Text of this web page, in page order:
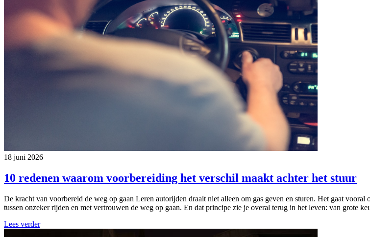
18 juni 2026
10 redenen waarom voorbereiding het verschil maakt achter het stuur
De kracht van voorbereid de weg op gaan Leren autorijden draait niet alleen om gas geven en sturen. Het gaat
tussen onzeker rijden en met vertrouwen de weg op gaan. En dat principe zie je overal terug in het leven: van grote
Lees verder